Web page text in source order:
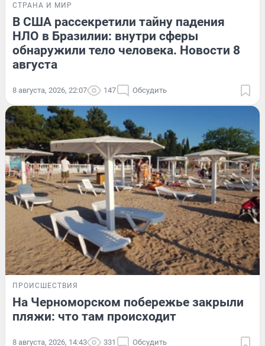
СТРАНА И МИР
В США рассекретили тайну падения
НЛО в Бразилии: внутри сферы
обнаружили тело человека. Новости 8
августа
8 августа, 2026, 22:07 147 Обсудить
ПРОИСШЕСТВИЯ
На Черноморском побережье закрыли
пляжи: что там происходит
8 августа, 2026, 14:43 331 Обсудить